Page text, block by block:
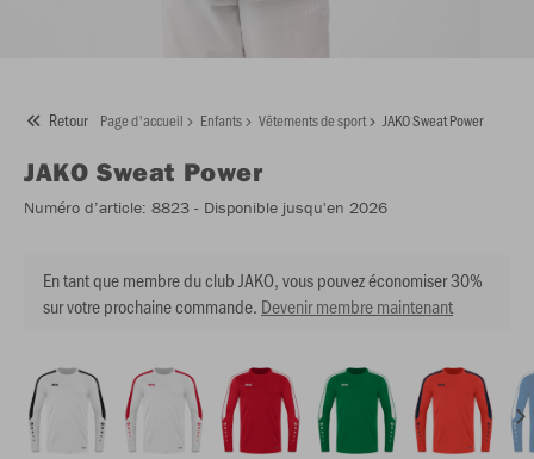
Retour Page d'accueil Enfants Vêtements de sport JAKO Sweat Power
JAKO Sweat Power
Numéro d’article: 8823 - Disponible jusqu'en 2026
En tant que membre du club JAKO, vous pouvez économiser 30%
sur votre prochaine commande. Devenir membre maintenant